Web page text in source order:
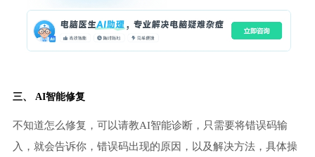
三、 AI智能修复
不知道怎么修复，可以请教AI智能诊断，只需要将错误码输
入，就会告诉你，错误码出现的原因，以及解决方法，具体操